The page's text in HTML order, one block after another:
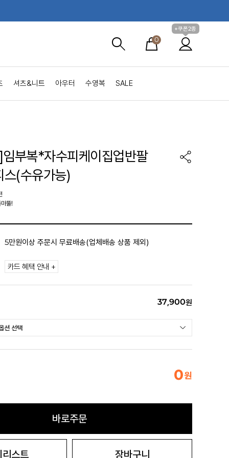
0
+쿠폰2종
셔츠&니트 아우터 수영복 SALE
부복*자수피케이집업반팔
스(수유가능)
뚤!
5만원이상 주문시 무료배송(업체배송 상품 제외)
카드 혜택 안내 +
37,900원
0원
바로주문
리스트 장바구니